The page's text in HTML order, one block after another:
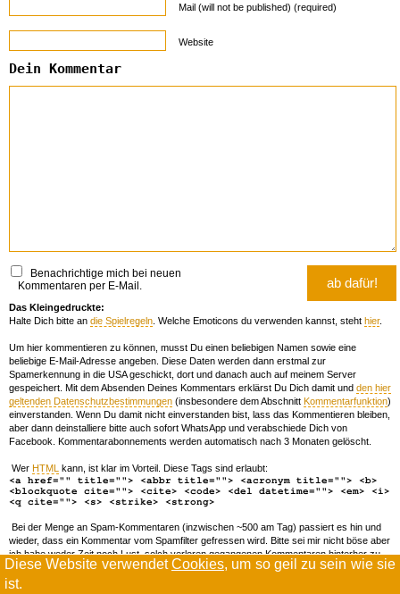
Diese Website verwendetCookies, um so geil zu sein wie sie
ist.
Mail (will not be published) (required)
Website
Dein Kommentar
Benachrichtige mich bei neuen
Kommentaren per E-Mail.
Das Kleingedruckte:
Halte Dich bitte an die Spielregeln . Welche Emoticons du verwenden kannst, steht hier.
Um hier kommentieren zu können, musst Du einen beliebigen Namen sowie eine
beliebige E-Mail-Adresse angeben. Diese Daten werden dann erstmal zur
Spamerkennung in die USA geschickt, dort und danach auch auf meinem Server
gespeichert. Mit dem Absenden Deines Kommentars erklärst Du Dich damit und den hier
geltenden Datenschutzbestimmungen (insbesondere dem Abschnitt Kommentarfunktion)
einverstanden. Wenn Du damit nicht einverstanden bist, lass das Kommentieren bleiben,
aber dann deinstalliere bitte auch sofort WhatsApp und verabschiede Dich von
Facebook. Kommentarabonnements werden automatisch nach 3 Monaten gelöscht.
Wer HTML kann, ist klar im Vorteil. Diese Tags sind erlaubt:
<a href="" title=""> <abbr title=""> <acronym title=""> <b>
<blockquote cite=""> <cite> <code> <del datetime=""> <em> <i>
<q cite=""> <s> <strike> <strong>
Bei der Menge an Spam-Kommentaren (inzwischen ~500 am Tag) passiert es hin und
wieder, dass ein Kommentar vom Spamfilter gefressen wird. Bitte sei mir nicht böse aber
ich habe weder Zeit noch Lust, solch verloren gegangenen Kommentaren hinterher zu
forschen. Wenn das öfters passiert, schreib' mir 'ne Mail damit ich dich whitelisten kann.